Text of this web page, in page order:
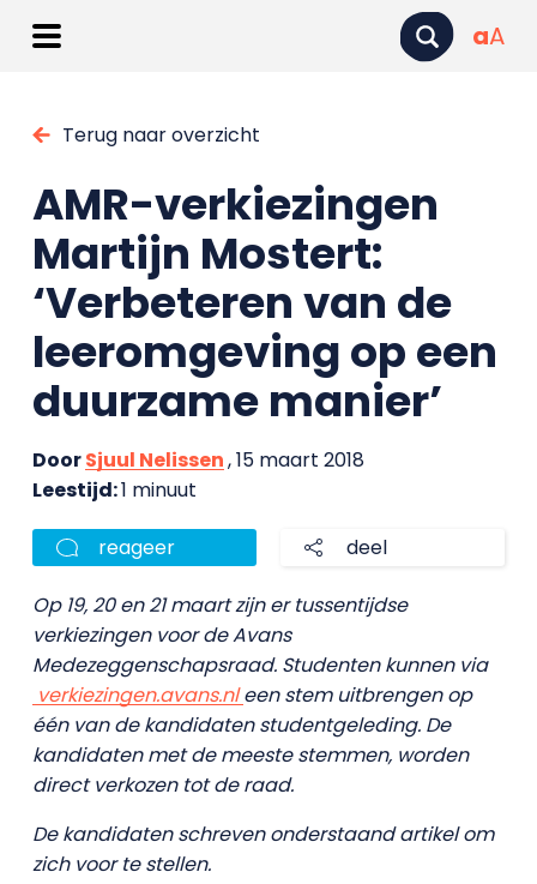
aA
Terug naar overzicht
AMR-verkiezingen
Martijn Mostert:
‘Verbeteren van de
leeromgeving op een
duurzame manier’
DoorSjuul Nelissen, 15 maart 2018
Leestijd:1 minuut
reageer deel
Op 19, 20 en 21 maart zijn er tussentijdse
verkiezingen voor de Avans
Medezeggenschapsraad. Studenten kunnen via
verkiezingen.avans.nleen stem uitbrengen op
één van de kandidaten studentgeleding. De
kandidaten met de meeste stemmen, worden
direct verkozen tot de raad.
De kandidaten schreven onderstaand artikel om
zich voor te stellen.